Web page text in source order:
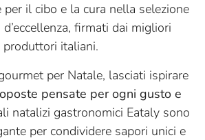
per il cibo e la cura nella selezione
firmati dai migliori
produttori italiani.
per Natale, lasciati ispirare
pensate per ogni gusto e
natalizi gastronomici Eataly sono
per condividere sapori unici e